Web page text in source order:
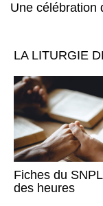
Une célébration
LA LITURGIE
Fiches du
des heures